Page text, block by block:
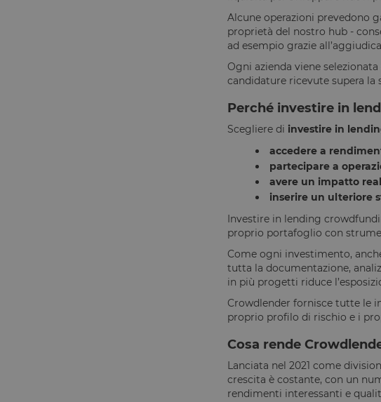
Alcune operazioni prevedono
proprietà del nostro hub -
ad esempio grazie
Ogni azienda viene
candidature ricevute supera la
Perché investire in
Scegliere di investire in
accedere a
partecipare a
avere un impatto
inserire un ulteriore
Investire in lending
proprio portafoglio con
Come ogni investimento,
tutta la documentazione,
in più progetti riduce
Crowdlender fornisce tutte le
proprio profilo di rischio e i
Cosa rende
Lanciata nel 2021 come
crescita è costante, con un
rendimenti interessanti e
I cookie strettamente necessari
dell'account. Il sito web non può
Nome
Fornitore/
Inc.
G_ENABLED_IDPS
laravel_session
Laravel LLC
PHPSESSID
PHP.net
__cfruid
Cloudflare
Inc.
.calendly.com
XSRF-TOKEN
OptanonConsent
OneTrust LLC
.calendly.com
Google